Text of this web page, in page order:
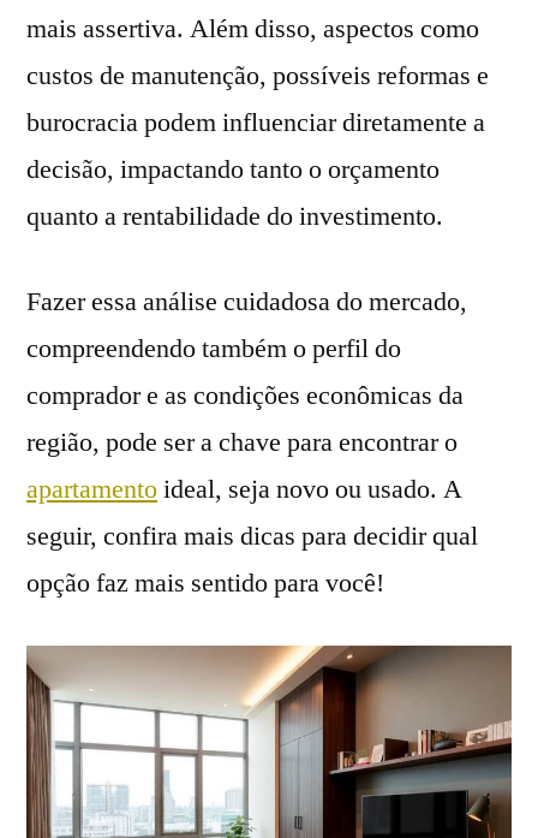
mais assertiva. Além disso, aspectos como
custos de manutenção, possíveis reformas e
burocracia podem influenciar diretamente a
decisão, impactando tanto o orçamento
quanto a rentabilidade do investimento.
Fazer essa análise cuidadosa do mercado,
compreendendo também o perfil do
comprador e as condições econômicas da
região, pode ser a chave para encontrar o
apartamentoideal, seja novo ou usado. A
seguir, confira mais dicas para decidir qual
opção faz mais sentido para você!